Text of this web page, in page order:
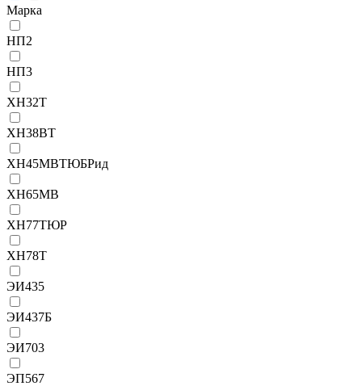
Марка
НП2
НП3
ХН32Т
ХН38ВТ
ХН45МВТЮБРид
ХН65МВ
ХН77ТЮР
ХН78Т
ЭИ435
ЭИ437Б
ЭИ703
ЭП567